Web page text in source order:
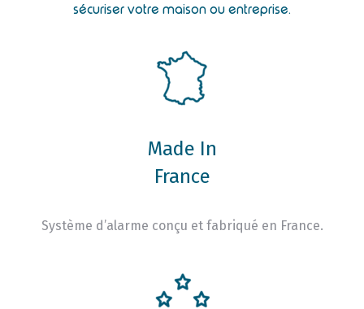
sécuriser votre maison ou entreprise.
Made In
France
Système d’alarme conçu et fabriqué en France.